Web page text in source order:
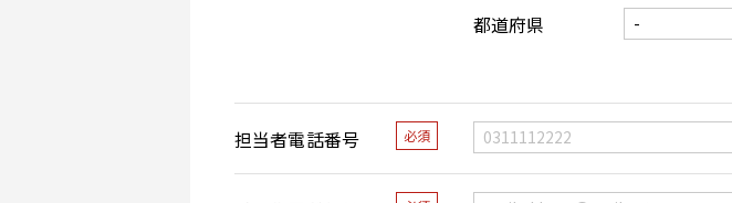
都道府県
担当者電話番号 必須